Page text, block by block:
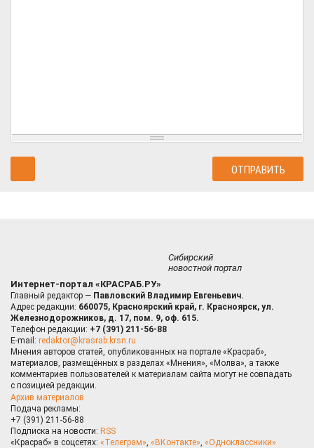
Сибирский
новостной портал
Интернет-портал «КРАСРАБ.РУ»
Главный редактор — Павловский Владимир Евгеньевич.
Адрес редакции: 660075, Красноярский край, г. Красноярск, ул.
Железнодорожников, д. 17, пом. 9, оф. 615.
Телефон редакции: +7 (391) 211-56-88
E-mail: redaktor@krasrab.krsn.ru
Мнения авторов статей, опубликованных на портале «Красраб»,
материалов, размещённых в разделах «Мнения», «Молва», а также
комментариев пользователей к материалам сайта могут не совпадать
с позицией редакции.
Архив материалов
Подача рекламы:
+7 (391) 211-56-88
Подписка на новости: RSS
«Красраб» в соцсетях: «Телеграм», «ВКонтакте», «Одноклассники»